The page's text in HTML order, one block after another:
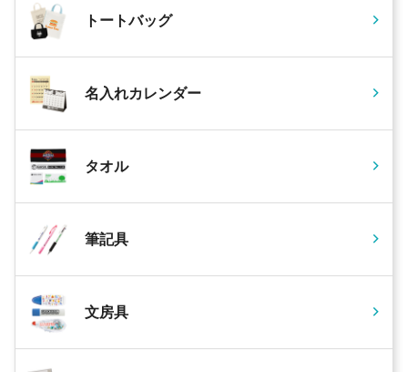
トートバッグ
名入れカレンダー
タオル
筆記具
文房具